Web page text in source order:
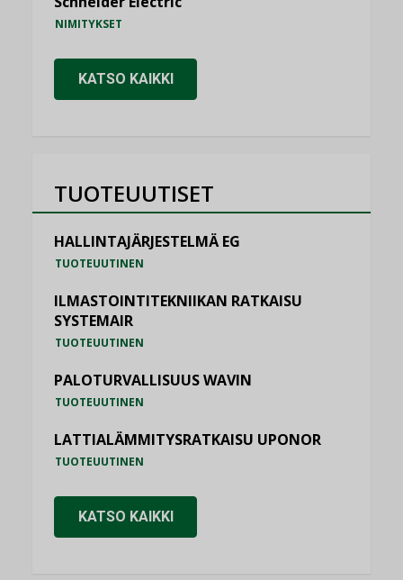
NIMITYKSET
KATSO KAIKKI
TUOTEUUTISET
HALLINTAJÄRJESTELMÄ EG
TUOTEUUTINEN
ILMASTOINTITEKNIIKAN RATKAISU
SYSTEMAIR
TUOTEUUTINEN
PALOTURVALLISUUS WAVIN
TUOTEUUTINEN
LATTIALÄMMITYSRATKAISU UPONOR
TUOTEUUTINEN
KATSO KAIKKI